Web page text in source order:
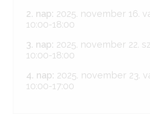
2. nap: 2025. november 16.
10:00-18:00
3. nap: 2025. november 22.
10:00-18:00
4. nap: 2025. november 23.
10:00-17:00